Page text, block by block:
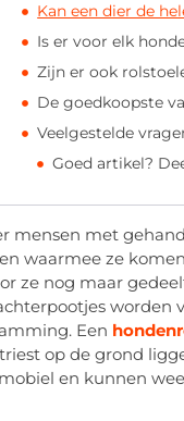
Kan een dier de
Is er voor elk
Zijn er ook
De goedkoopste
Veelgestelde
Goed artikel?
mensen met
waarmee ze
ze nog maar
worden
Een
op de grond
en kunnen